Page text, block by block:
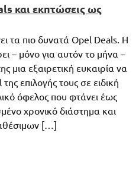
και εκπτώσεις ως
τα πιο δυνατά Opel Deals. Η
– μόνο για αυτόν το μήνα –
μια εξαιρετική ευκαιρία να
επιλογής τους σε ειδική
όφελος που φτάνει έως
χρονικό διάστημα και
[…]